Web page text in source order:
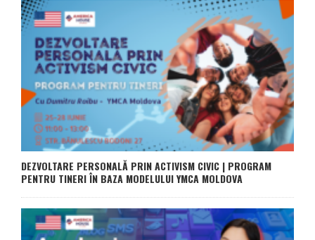
DEZVOLTARE PERSONALĂ PRIN ACTIVISM CIVIC | PROGRAM
PENTRU TINERI ÎN BAZA MODELULUI YMCA MOLDOVA